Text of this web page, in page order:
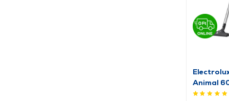
Animal
porszívó